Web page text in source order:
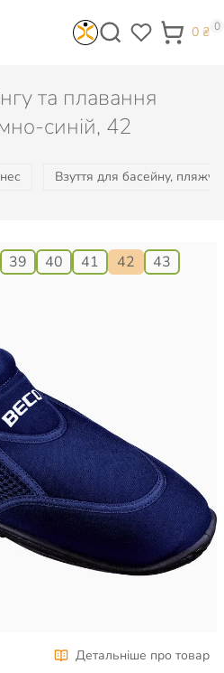
0 ₴ 0
та плавання
синій, 42
Взуття для басейну, пляжу,
39 40 41 42
43
КУПИТИ
& Аквафітнес
Взуття
басейну, пляжу, серфінгу
00009508
Детальніше про товар